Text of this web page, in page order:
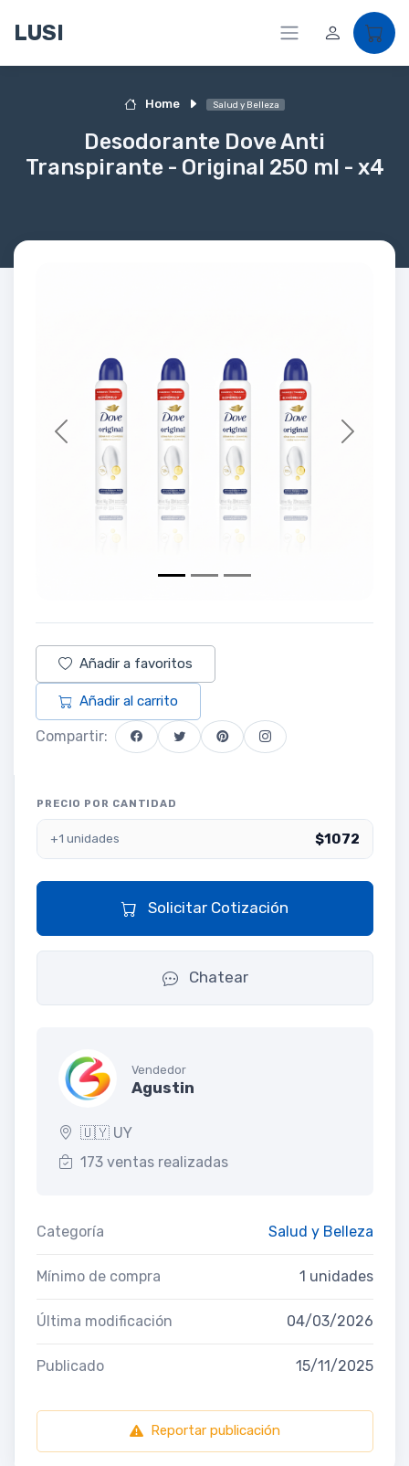
LUSI
Home Salud y Belleza
Desodorante Dove Anti
Transpirante - Original 250 ml - x4
Previous Next
Añadir a favoritos
Añadir al carrito
Compartir:
PRECIO POR CANTIDAD
+1 unidades $1072
Solicitar Cotización
Chatear
Vendedor
Agustin
🇺🇾 UY
173 ventas realizadas
Categoría Salud y Belleza
Mínimo de compra 1 unidades
Última modificación 04/03/2026
Publicado 15/11/2025
Reportar publicación